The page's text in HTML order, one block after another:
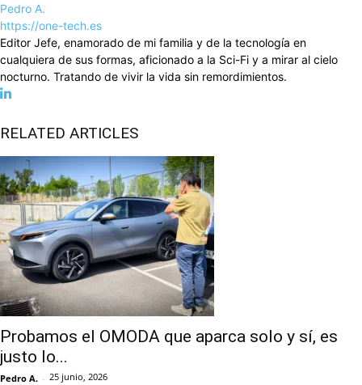
Pedro A.
https://one-tech.es
Editor Jefe, enamorado de mi familia y de la tecnología en
cualquiera de sus formas, aficionado a la Sci-Fi y a mirar al cielo
nocturno. Tratando de vivir la vida sin remordimientos.
RELATED ARTICLES
Probamos el OMODA que aparca solo y sí, es
justo lo...
Pedro A. - 25 junio, 2026